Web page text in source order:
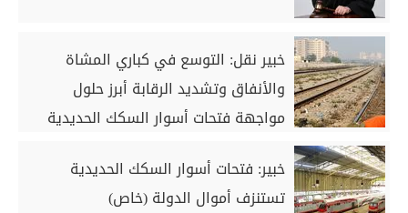
خبير نقل: التوسع في كباري المشاة
والأنفاق وتشديد الرقابة أبرز حلول
مواجهة فتحات أسوار السكك الحديدية
خبير: فتحات أسوار السكك الحديدية
تستنزف أموال الدولة (خاص)